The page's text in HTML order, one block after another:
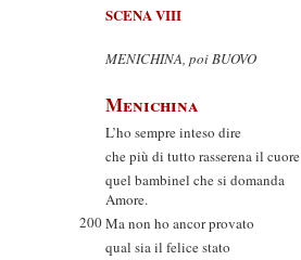
SCENA VIII
MENICHINA, poi BUOVO
Menichina
L’ho sempre inteso dire
che più di tutto rasserena il cuore
quel bambinel che si domanda
Amore.
200Ma non ho ancor provato
qual sia il felice stato